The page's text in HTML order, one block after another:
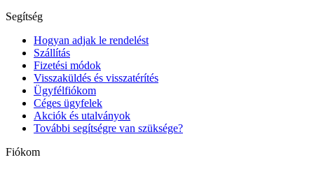
Segítség
Hogyan adjak le rendelést
Szállítás
Fizetési módok
Visszaküldés és visszatérítés
Ügyfélfiókom
Céges ügyfelek
Akciók és utalványok
További segítségre van szüksége?
Fiókom